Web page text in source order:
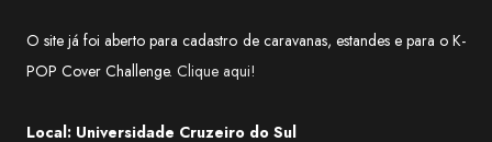
O site já foi aberto para cadastro de caravanas, estandes e para o K-
POP Cover Challenge. Clique aqui!
Local: Universidade Cruzeiro do Sul